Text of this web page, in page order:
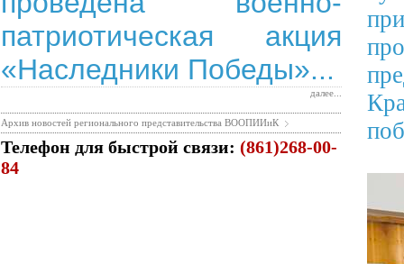
патриотическая акция
«Наследники Победы»...
далее...
Архив новостей регионального представительства ВООПИИиК
Телефон для быстрой связи: (861)268-00-
84